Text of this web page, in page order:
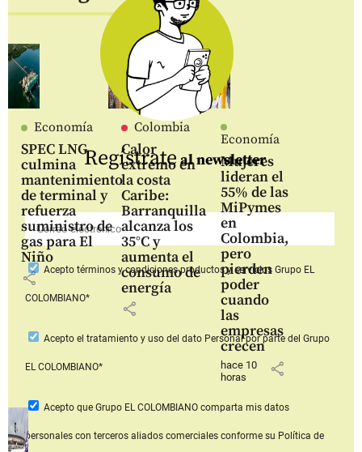
Economía
SPEC LNG
culmina
mantenimiento
de terminal y
refuerza
suministro de
gas para El
Niño
share
Colombia
Calor
extremo en
la costa
Caribe:
Barranquilla
alcanza los
35°C y
aumenta el
consumo de
energía
share
Economía
Mujeres
lideran el
55% de las
MiPymes
en
Colombia,
pero
pierden
poder
cuando
las
empresas
crecen
hace 10
horas
share
Regístrateal newsletter
Aceptotérminos y condiciones productos y serviciosGrupo EL
COLOMBIANO*
Acepto el tratamiento y uso del dato Personalpor parte del Grupo
EL COLOMBIANO*
Acepto que Grupo EL COLOMBIANOcomparta mis datos
personales con terceros aliados comerciales conforme su Política de